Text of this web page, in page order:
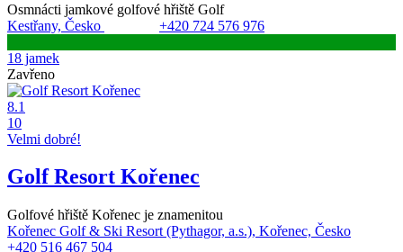
Osmnácti jamkové golfové hřiště Golf
Kestřany, Česko
+420 724 576 976
18 jamek
Zavřeno
8.1
10
Velmi dobré!
Golf Resort Kořenec
Golfové hřiště Kořenec je znamenitou
Kořenec Golf & Ski Resort (Pythagor, a.s.), Kořenec, Česko
+420 516 467 504